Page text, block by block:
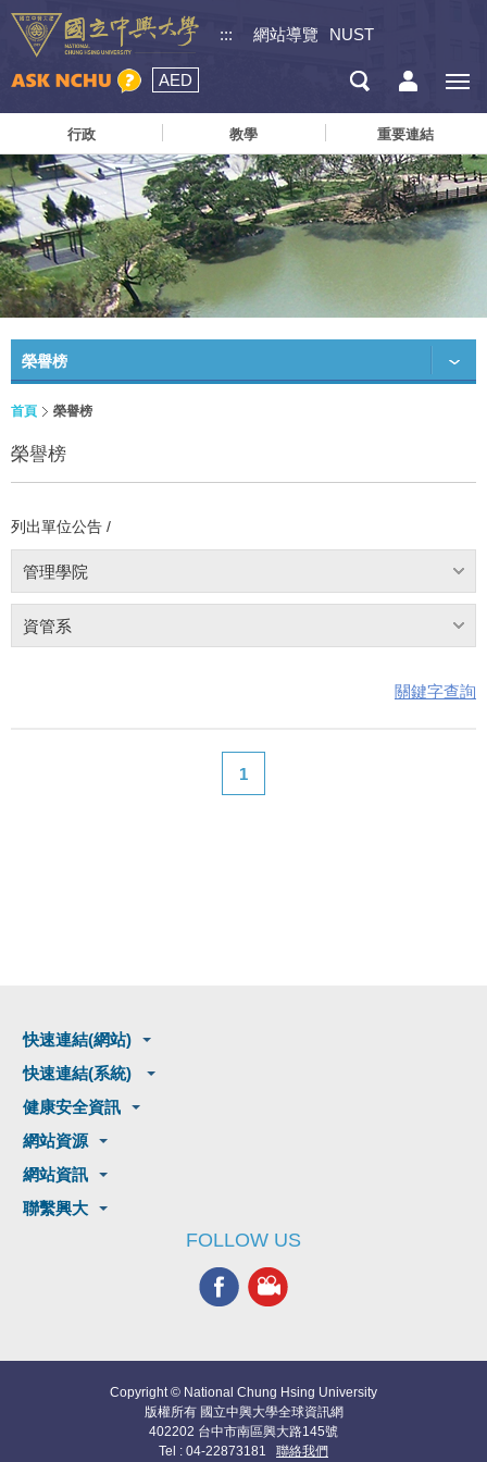
::: 網站導覽 NUST
AED
行政 教學 重要連結
榮譽榜
首頁 榮譽榜
榮譽榜
列出單位公告 /
管理學院
資管系
關鍵字查詢
1
快速連結(網站)
快速連結(系統)
健康安全資訊
網站資源
網站資訊
聯繫興大
FOLLOW US
Copyright © National Chung Hsing University
版權所有 國立中興大學全球資訊網
402202 台中市南區興大路145號
Tel : 04-22873181 聯絡我們